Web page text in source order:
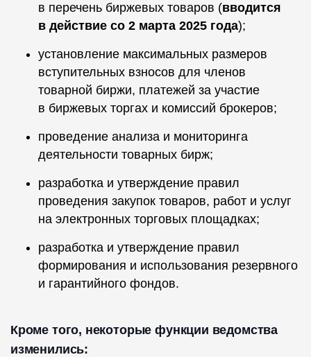
в перечень биржевых товаров (вводится
в действие со 2 марта 2025 года);
установление максимальных размеров
вступительных взносов для членов
товарной биржи, платежей за участие
в биржевых торгах и комиссий брокеров;
проведение анализа и мониторинга
деятельности товарных бирж;
разработка и утверждение правил
проведения закупок товаров, работ и услуг
на электронных торговых площадках;
разработка и утверждение правил
формирования и использования резервного
и гарантийного фондов.
Кроме того, некоторые функции ведомства
изменились: